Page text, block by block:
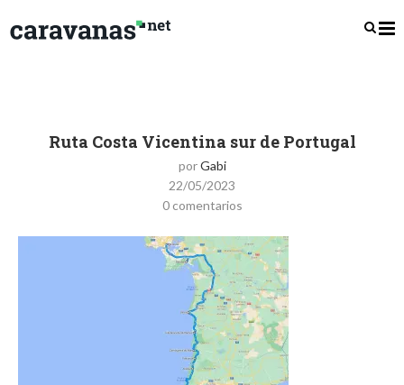
Ruta Costa Vicentina sur de Portugal
porGabi
22/05/2023
0 comentarios